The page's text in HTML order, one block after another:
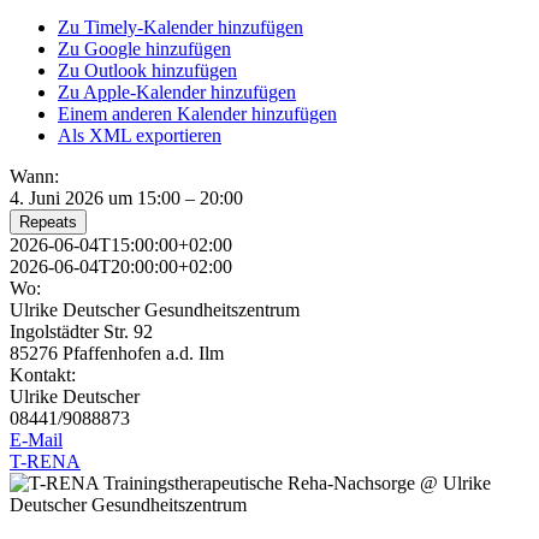
Zu Timely-Kalender hinzufügen
Zu Google hinzufügen
Zu Outlook hinzufügen
Zu Apple-Kalender hinzufügen
Einem anderen Kalender hinzufügen
Als XML exportieren
Wann:
4. Juni 2026 um 15:00 – 20:00
Repeats
2026-06-04T15:00:00+02:00
2026-06-04T20:00:00+02:00
Wo:
Ulrike Deutscher Gesundheitszentrum
Ingolstädter Str. 92
85276 Pfaffenhofen a.d. Ilm
Kontakt:
Ulrike Deutscher
08441/9088873
E-Mail
T-RENA